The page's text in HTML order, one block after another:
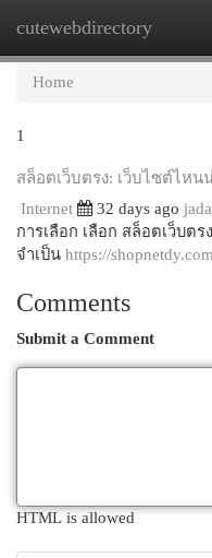
cutewebdirectory
Home
1
สล็อตเว็บตรง: เว็บไซต์ไหน
Internet
32 days ago
การเลือก เลือก สล็อตเว็บต
จำเป็น https://
Comments
Submit a Comment
HTML is allowed